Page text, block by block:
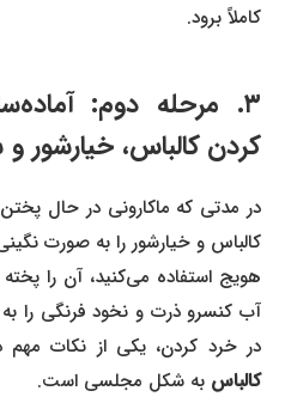
کاملاً برود.
۳. مرحله دوم:
کردن کالباس، خیارشور و
در مدتی که ماکارونی در حال پختن
کالباس و خیارشور را به صورت نگینی
هویج استفاده می‌کنید، آن را پخته
آب کنسرو ذرت و نخود فرنگی را به
در خرد کردن، یکی از نکات مهم در
کالباسبه شکل مجلسی است.